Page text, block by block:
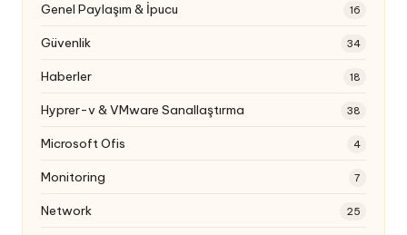
Genel Paylaşım & İpucu 16
Güvenlik 34
Haberler 18
Hyprer-v & VMware Sanallaştırma 38
Microsoft Ofis 4
Monitoring 7
Network 25